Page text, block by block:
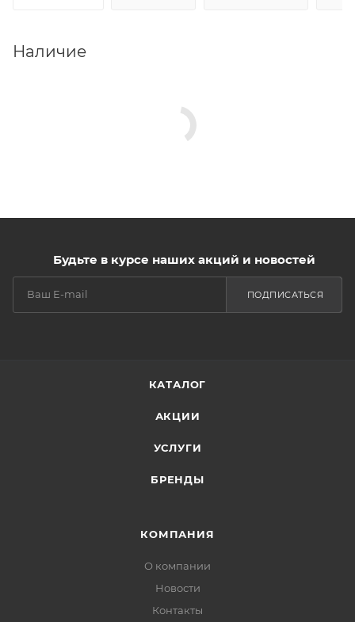
Наличие
Будьте в курсе наших акций и новостей
ПОДПИСАТЬСЯ
КАТАЛОГ
АКЦИИ
УСЛУГИ
БРЕНДЫ
КОМПАНИЯ
О компании
Новости
Контакты